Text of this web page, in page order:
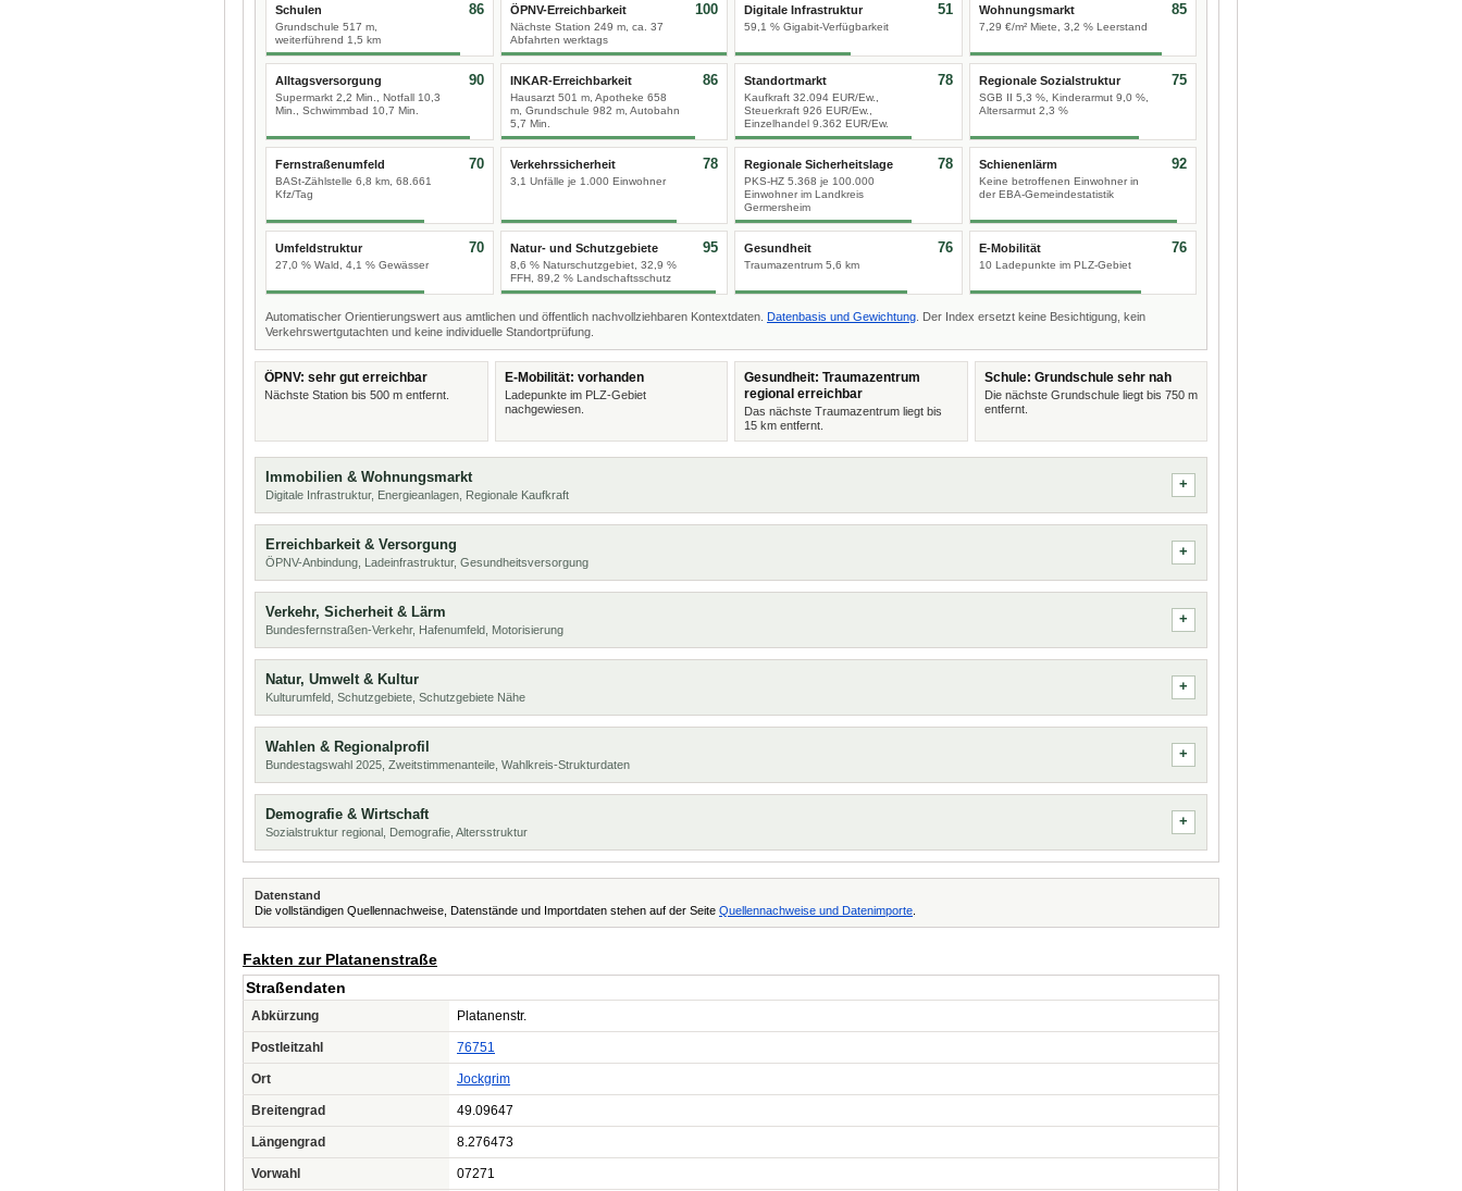
Schulen
Grundschule 517 m,
weiterführend 1,5 km
86 ÖPNV-Erreichbarkeit
Nächste Station 249 m, ca. 37
Abfahrten werktags
100 Digitale Infrastruktur
59,1 % Gigabit-Verfügbarkeit
51 Wohnungsmarkt
7,29 €/m² Miete, 3,2 % Leerstand
85
Alltagsversorgung
Supermarkt 2,2 Min., Notfall 10,3
Min., Schwimmbad 10,7 Min.
90 INKAR-Erreichbarkeit
Hausarzt 501 m, Apotheke 658
m, Grundschule 982 m, Autobahn
5,7 Min.
86 Standortmarkt
Kaufkraft 32.094 EUR/Ew.,
Steuerkraft 926 EUR/Ew.,
Einzelhandel 9.362 EUR/Ew.
78 Regionale Sozialstruktur
SGB II 5,3 %, Kinderarmut 9,0 %,
Altersarmut 2,3 %
75
Fernstraßenumfeld
BASt-Zählstelle 6,8 km, 68.661
Kfz/Tag
70 Verkehrssicherheit
3,1 Unfälle je 1.000 Einwohner
78 Regionale Sicherheitslage
PKS-HZ 5.368 je 100.000
Einwohner im Landkreis
Germersheim
78 Schienenlärm
Keine betroffenen Einwohner in
der EBA-Gemeindestatistik
92
Umfeldstruktur
27,0 % Wald, 4,1 % Gewässer
70 Natur- und Schutzgebiete
8,6 % Naturschutzgebiet, 32,9 %
FFH, 89,2 % Landschaftsschutz
95 Gesundheit
Traumazentrum 5,6 km
76 E-Mobilität
10 Ladepunkte im PLZ-Gebiet
76
Automatischer Orientierungswert aus amtlichen und öffentlich nachvollziehbaren Kontextdaten. Datenbasis und Gewichtung . Der Index ersetzt keine Besichtigung, kein
Verkehrswertgutachten und keine individuelle Standortprüfung.
ÖPNV: sehr gut erreichbar
Nächste Station bis 500 m entfernt.
E-Mobilität: vorhanden
Ladepunkte im PLZ-Gebiet
nachgewiesen.
Gesundheit: Traumazentrum
regional erreichbar
Das nächste Traumazentrum liegt bis
15 km entfernt.
Schule: Grundschule sehr nah
Die nächste Grundschule liegt bis 750 m
entfernt.
Immobilien & Wohnungsmarkt
Digitale Infrastruktur, Energieanlagen, Regionale Kaufkraft
Erreichbarkeit & Versorgung
ÖPNV-Anbindung, Ladeinfrastruktur, Gesundheitsversorgung
Verkehr, Sicherheit & Lärm
Bundesfernstraßen-Verkehr, Hafenumfeld, Motorisierung
Natur, Umwelt & Kultur
Kulturumfeld, Schutzgebiete, Schutzgebiete Nähe
Wahlen & Regionalprofil
Bundestagswahl 2025, Zweitstimmenanteile, Wahlkreis-Strukturdaten
Demografie & Wirtschaft
Sozialstruktur regional, Demografie, Altersstruktur
Datenstand
Die vollständigen Quellennachweise, Datenstände und Importdaten stehen auf der Seite Quellennachweise und Datenimporte
Fakten zur Platanenstraße
Straßendaten
Abkürzung Platanenstr.
Postleitzahl 76751
Ort Jockgrim
Breitengrad 49.09647
Längengrad 8.276473
Vorwahl 07271